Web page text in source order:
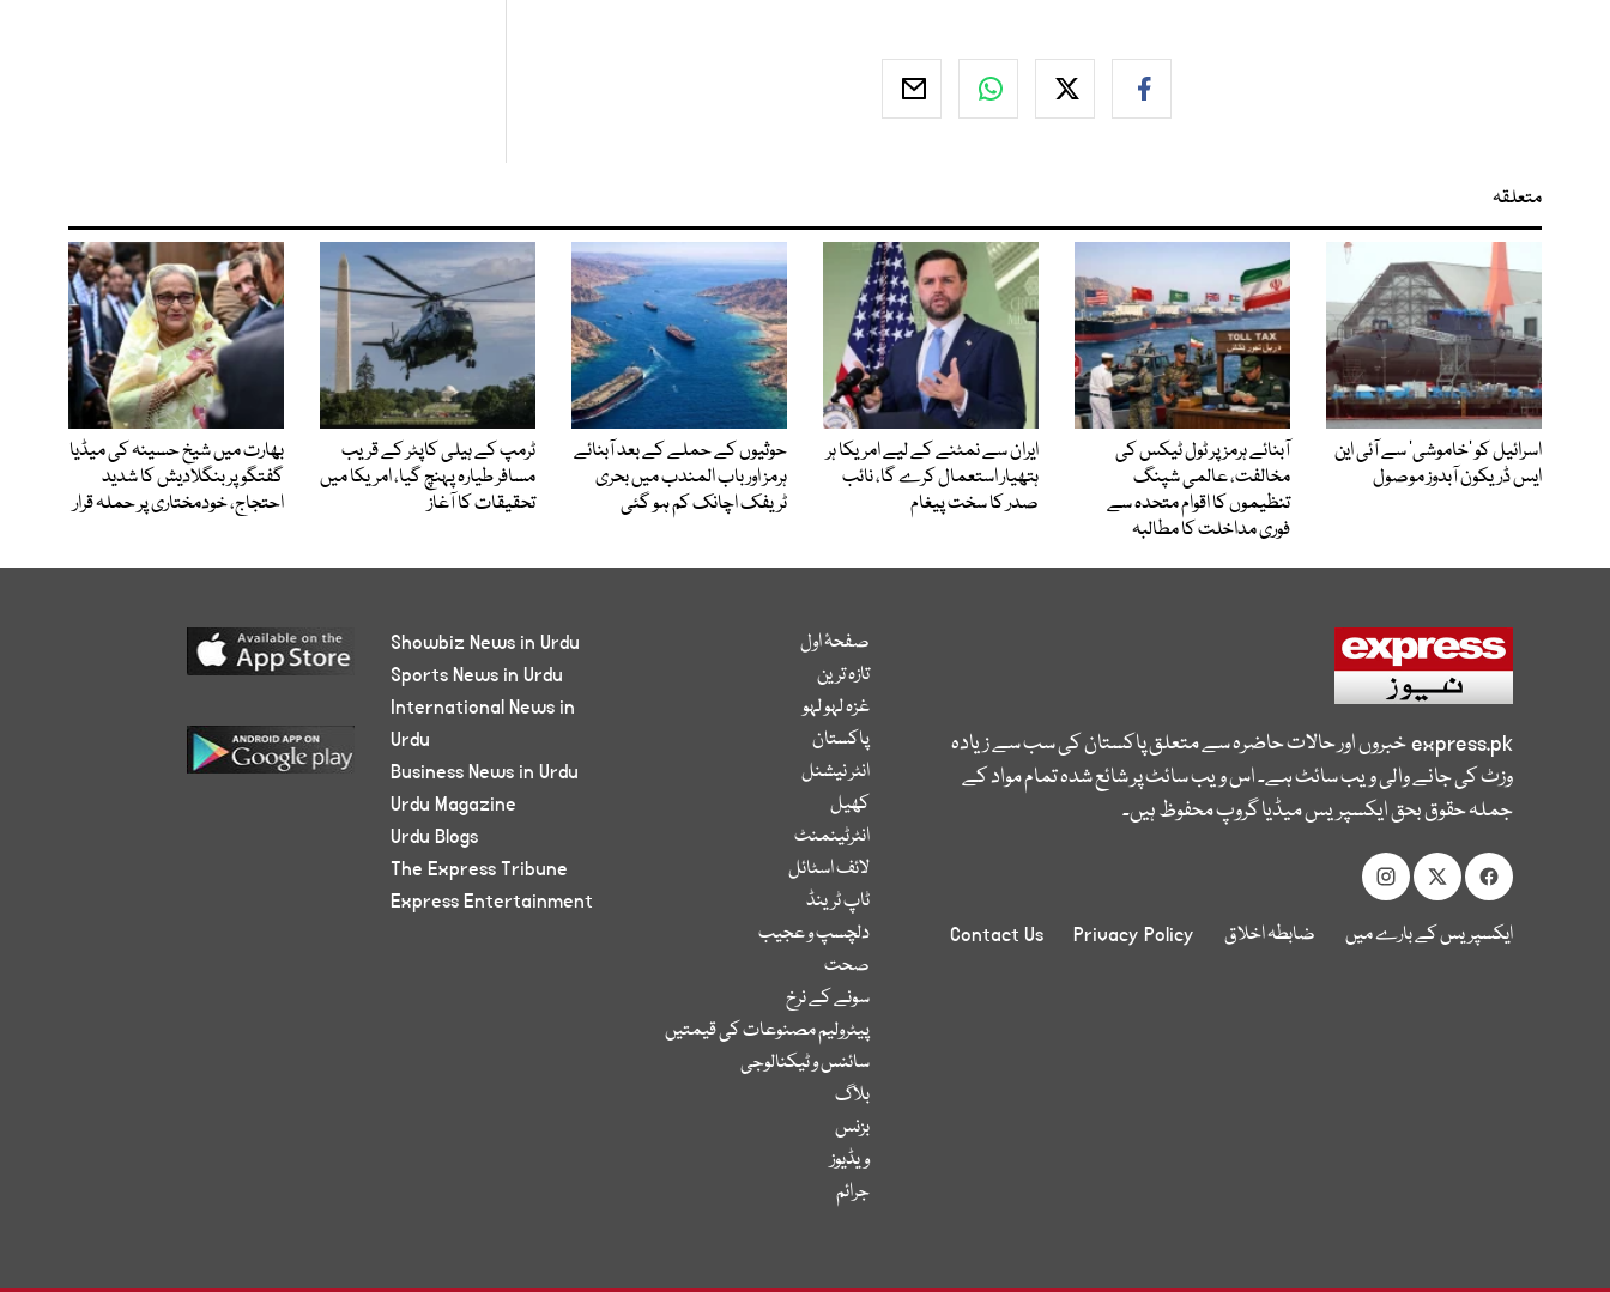
متعلقہ
اسرائیل کو ’خاموشی‘ سے آئی این
ایس ڈریکون آبدوز موصول
آبنائے ہرمز پر ٹول ٹیکس کی
مخالفت، عالمی شپنگ
تنظیموں کا اقوام متحدہ سے
فوری مداخلت کا مطالبہ
ایران سے نمٹنے کے لیے امریکا ہر
ہتھیار استعمال کرے گا، نائب
صدر کا سخت پیغام
حوثیوں کے حملے کے بعد آبنائے
ہرمز اور باب المندب میں بحری
ٹریفک اچانک کم ہو گئی
ٹرمپ کے ہیلی کاپٹر کے قریب
مسافر طیارہ پہنچ گیا، امریکا میں
تحقیقات کا آغاز
بھارت میں شیخ حسینہ کی میڈیا
گفتگو پر بنگلادیش کا شدید
احتجاج، خودمختاری پر حملہ قرار
express.pkخبروں اور حالات حاضرہ سے متعلق پاکستان کی سب سے زیادہ
وزٹ کی جانے والی ویب سائٹ ہے۔ اس ویب سائٹ پر شائع شدہ تمام مواد کے
جملہ حقوق بحق ایکسپریس میڈیا گروپ محفوظ ہیں۔
ایکسپریس کے بارے میں ضابطہ اخلاق Privacy Policy
Contact Us
صفحۂ اول
تازہ ترین
غزہ لہو لہو
پاکستان
انٹر نیشنل
کھیل
انٹرٹینمنٹ
لائف اسٹائل
ٹاپ ٹرینڈ
دلچسپ و عجیب
صحت
سونے کے نرخ
پیٹرولیم مصنوعات کی قیمتیں
سائنس و ٹیکنالوجی
بلاگ
بزنس
ویڈیوز
جرائم
Showbiz News in Urdu
Sports News in Urdu
International News in
Urdu
Business News in Urdu
Urdu Magazine
Urdu Blogs
The Express Tribune
Express Entertainment